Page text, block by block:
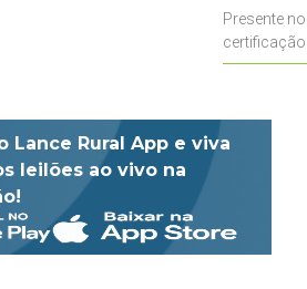
Presente
Lance Rural App e viva
leilões ao vivo na